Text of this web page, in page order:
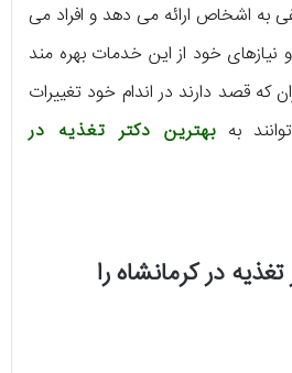
به اشخاص ارائه می دهد و افراد می
و نیازهای خود از این خدمات بهره مند
قصد دارند در اندام خود تغییرات
به بهترین دکتر تغذیه در
تغذیه در کرمانشاه را